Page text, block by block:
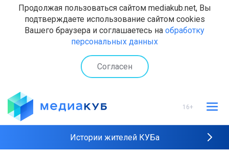
Продолжая пользоваться сайтом mediakub.net, Вы
подтверждаете использование сайтом cookies
Вашего браузера и соглашаетесь на обработку
персональных данных
Согласен
16+
Истории жителей КУБа